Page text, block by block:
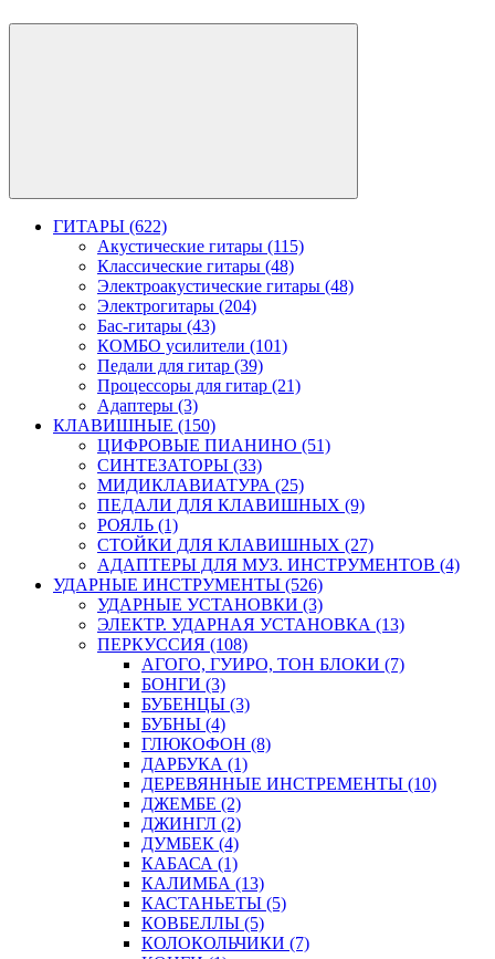
ГИТАРЫ (622)
Акустические гитары (115)
Классические гитары (48)
Электроакустические гитары (48)
Электрогитары (204)
Бас-гитары (43)
КОМБО усилители (101)
Педали для гитар (39)
Процессоры для гитар (21)
Адаптеры (3)
КЛАВИШНЫЕ (150)
ЦИФРОВЫЕ ПИАНИНО (51)
СИНТЕЗАТОРЫ (33)
МИДИКЛАВИАТУРА (25)
ПЕДАЛИ ДЛЯ КЛАВИШНЫХ (9)
РОЯЛЬ (1)
СТОЙКИ ДЛЯ КЛАВИШНЫХ (27)
АДАПТЕРЫ ДЛЯ МУЗ. ИНСТРУМЕНТОВ (4)
УДАРНЫЕ ИНСТРУМЕНТЫ (526)
УДАРНЫЕ УСТАНОВКИ (3)
ЭЛЕКТР. УДАРНАЯ УСТАНОВКА (13)
ПЕРКУССИЯ (108)
АГОГО, ГУИРО, ТОН БЛОКИ (7)
БОНГИ (3)
БУБЕНЦЫ (3)
БУБНЫ (4)
ГЛЮКОФОН (8)
ДАРБУКА (1)
ДЕРЕВЯННЫЕ ИНСТРЕМЕНТЫ (10)
ДЖЕМБЕ (2)
ДЖИНГЛ (2)
ДУМБЕК (4)
КАБАСА (1)
КАЛИМБА (13)
КАСТАНЬЕТЫ (5)
КОВБЕЛЛЫ (5)
КОЛОКОЛЬЧИКИ (7)